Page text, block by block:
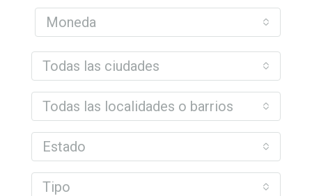
Moneda
Todas las ciudades
Todas las localidades o barrios
Estado
Tipo